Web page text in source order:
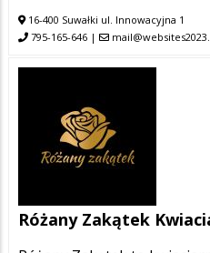
16-400 Suwałki ul. Innowacyjna 1
795-165-646 |
Różany Zakątek